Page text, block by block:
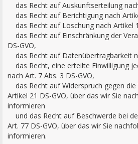
das Recht auf Auskunftserteilung
das Recht auf Berichtigung nach
das Recht auf Löschung nach Artikel
das Recht auf Einschränkung der
DS-GVO,
das Recht auf Datenübertragbarkeit
das Recht, eine erteilte Einwilligung
nach Art. 7 Abs. 3 DS-GVO,
das Recht auf Widerspruch gegen die
Artikel 21 DS-GVO, über das wir Sie
informieren
und das Recht auf Beschwerde bei
Art. 77 DS-GVO, über das wir Sie
informieren.